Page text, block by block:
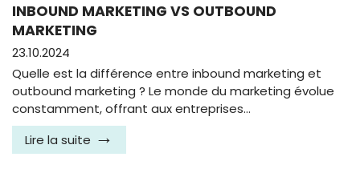
INBOUND MARKETING VS OUTBOUND
MARKETING
23.10.2024
Quelle est la différence entre inbound marketing et
outbound marketing ? Le monde du marketing évolue
constamment, offrant aux entreprises…
Lire la suite